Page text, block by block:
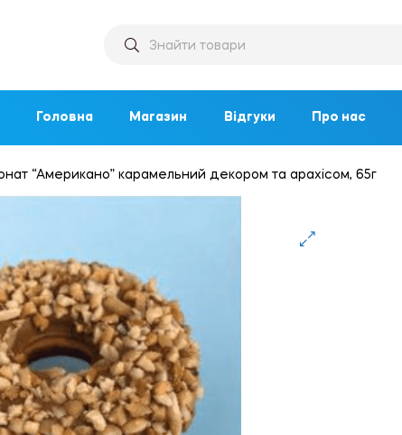
Головна Магазин Відгуки Про нас
“Американо” карамельний декором та арахісом, 65г